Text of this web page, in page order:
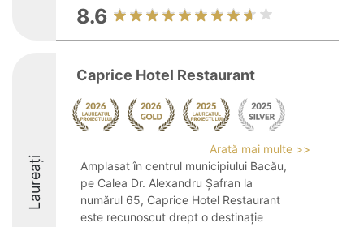
8.6
Laureați
Caprice Hotel Restaurant
Arată mai multe >>
Amplasat în centrul municipiului Bacău,
pe Calea Dr. Alexandru Șafran la
numărul 65, Caprice Hotel Restaurant
este recunoscut drept o destinație